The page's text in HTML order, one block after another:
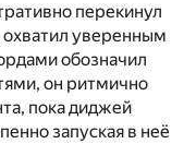
перекинул
уверенным
обозначил
он ритмично
пока диджей
запуская в неё